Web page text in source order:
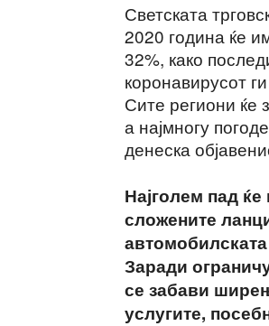
Светската
2020 година ќе
32%, како
коронавирусот
Сите региони ќе
а најмногу
денеска
Најголем пад
сложените
Заради
се забави
услугите,